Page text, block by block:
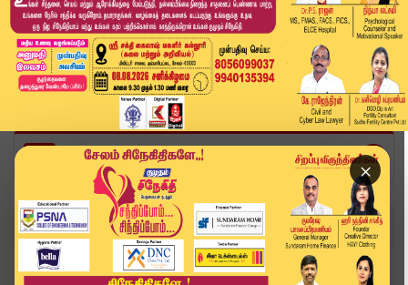
×
Home Topics